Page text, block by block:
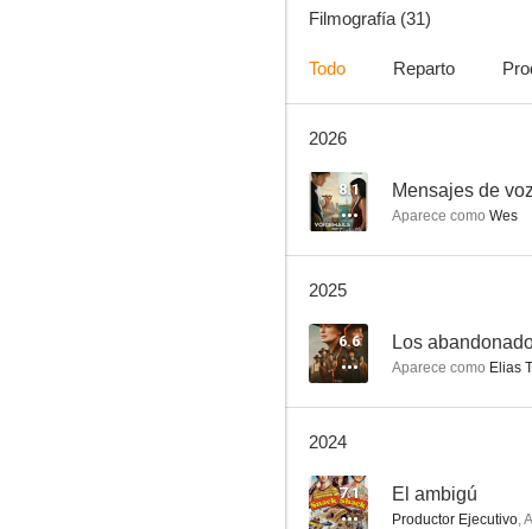
Filmografía (31)
Todo Reparto
2026
8.1 Mensajes de
Aparece como Wes
2025
6.6 Los
Aparece como Elias
2024
7.1 El ambigú
Productor Ejecutivo,